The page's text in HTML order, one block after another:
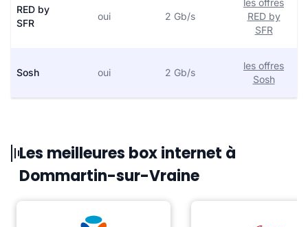
RED by
SFR
oui 2 Gb/s
les offres
RED by
SFR
Sosh oui 2 Gb/s
les offres
Sosh
Les meilleures box internet à
Dommartin-sur-Vraine